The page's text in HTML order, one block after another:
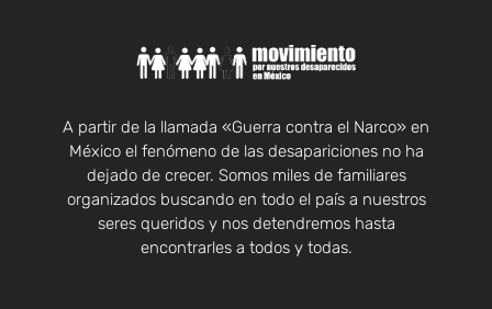
A partir de la llamada «Guerra contra el Narco» en
México el fenómeno de las desapariciones no ha
dejado de crecer. Somos miles de familiares
organizados buscando en todo el país a nuestros
seres queridos y nos detendremos hasta
encontrarles a todos y todas.